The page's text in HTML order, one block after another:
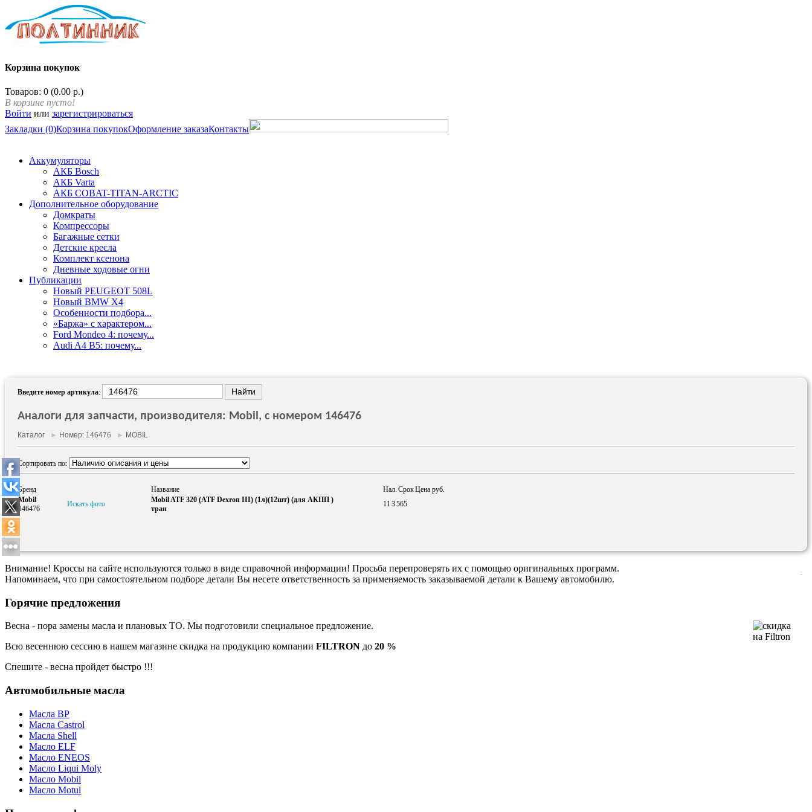
Корзина покупок
Товаров: 0 (0.00 р.)
В корзине пусто!
Войти или зарегистрироваться
Закладки (0)Корзина покупокОформление заказаКонтакты
Аккумуляторы
АКБ Bosch
АКБ Varta
АКБ COBAT-TITAN-ARCTIC
Дополнительное оборудование
Домкраты
Компрессоры
Багажные сетки
Детские кресла
Комплект ксенона
Дневные ходовые огни
Публикации
Новый PEUGEOT 508L
Новый BMW X4
Особенности подбора...
«Баржа» с характером...
Ford Mondeo 4: почему...
Audi A4 B5: почему...
Введите номер артикула:
Аналоги для запчасти, производителя: Mobil, с номером 146476
Каталог ► Номер: 146476 ► MOBIL
Сортировать по:
Бренд Название Нал. СрокЦена руб.
Mobil
146476
Искать фото
Mobil ATF 320 (ATF Dexron III) (1л)(12шт) (для АКПП )
тран
11 3565
Внимание! Кроссы на сайте используются только в виде справочной информации! Просьба перепроверять их с помощью оригинальных программ.
Напоминаем, что при самостоятельном подборе детали Вы несете ответственность за применяемость заказываемой детали к Вашему автомобилю.
Горячие предложения
Весна - пора замены масла и плановых ТО. Мы подготовили специальное предложение.
Всю весеннюю сессию в нашем магазине скидка на продукцию компании FILTRON до 20 %
Спешите - весна пройдет быстро !!!
Автомобильные масла
Масла BP
Масла Castrol
Масла Shell
Масло ELF
Масло ENEOS
Масло Liqui Moly
Масло Mobil
Масло Motul